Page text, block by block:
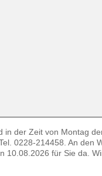
der Zeit von Montag
0228-214458. An
10.08.2026 für Sie da.